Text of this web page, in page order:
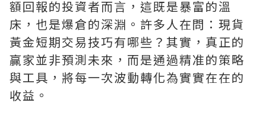
額回報的投資者而言，這既是暴富的溫
床，也是爆倉的深淵。許多人在問：現貨
黃金短期交易技巧有哪些？其實，真正的
贏家並非預測未來，而是通過精准的策略
與工具，將每一次波動轉化為實實在在的
收益。